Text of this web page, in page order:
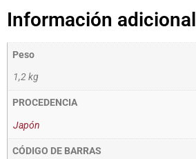
Información adicional
Peso
1,2 kg
PROCEDENCIA
Japón
CÓDIGO DE BARRAS